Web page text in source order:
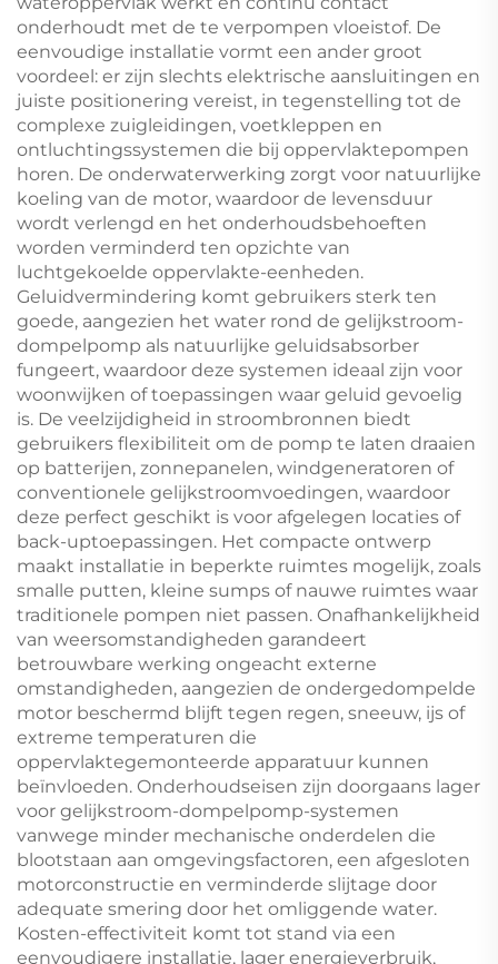
onderhoudt met de te verpompen vloeistof. De
eenvoudige installatie vormt een ander groot
voordeel: er zijn slechts elektrische aansluitingen en
juiste positionering vereist, in tegenstelling tot de
complexe zuigleidingen, voetkleppen en
ontluchtingssystemen die bij oppervlaktepompen
horen. De onderwaterwerking zorgt voor natuurlijke
koeling van de motor, waardoor de levensduur
wordt verlengd en het onderhoudsbehoeften
worden verminderd ten opzichte van
luchtgekoelde oppervlakte-eenheden.
Geluidvermindering komt gebruikers sterk ten
goede, aangezien het water rond de gelijkstroom-
dompelpomp als natuurlijke geluidsabsorber
fungeert, waardoor deze systemen ideaal zijn voor
woonwijken of toepassingen waar geluid gevoelig
is. De veelzijdigheid in stroombronnen biedt
gebruikers flexibiliteit om de pomp te laten draaien
op batterijen, zonnepanelen, windgeneratoren of
conventionele gelijkstroomvoedingen, waardoor
deze perfect geschikt is voor afgelegen locaties of
back-uptoepassingen. Het compacte ontwerp
maakt installatie in beperkte ruimtes mogelijk, zoals
smalle putten, kleine sumps of nauwe ruimtes waar
traditionele pompen niet passen. Onafhankelijkheid
van weersomstandigheden garandeert
betrouwbare werking ongeacht externe
omstandigheden, aangezien de ondergedompelde
motor beschermd blijft tegen regen, sneeuw, ijs of
extreme temperaturen die
oppervlaktegemonteerde apparatuur kunnen
beïnvloeden. Onderhoudseisen zijn doorgaans lager
voor gelijkstroom-dompelpomp-systemen
vanwege minder mechanische onderdelen die
blootstaan aan omgevingsfactoren, een afgesloten
motorconstructie en verminderde slijtage door
adequate smering door het omliggende water.
Kosten-effectiviteit komt tot stand via een
eenvoudigere installatie, lager energieverbruik,